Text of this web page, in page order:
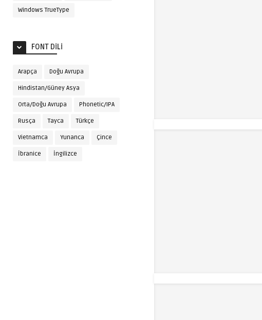
Windows TrueType
FONT DILI
Arapça Doğu Avrupa
Hindistan/Güney Asya
Orta/Doğu Avrupa Phonetic/IPA
Rusça Tayca Türkçe
Vietnamca Yunanca Çince
İbranice İngilizce